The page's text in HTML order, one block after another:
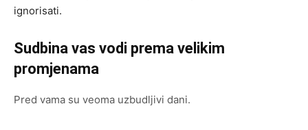
ignorisati.
Sudbina vas vodi prema velikim
promjenama
Pred vama su veoma uzbudljivi dani.